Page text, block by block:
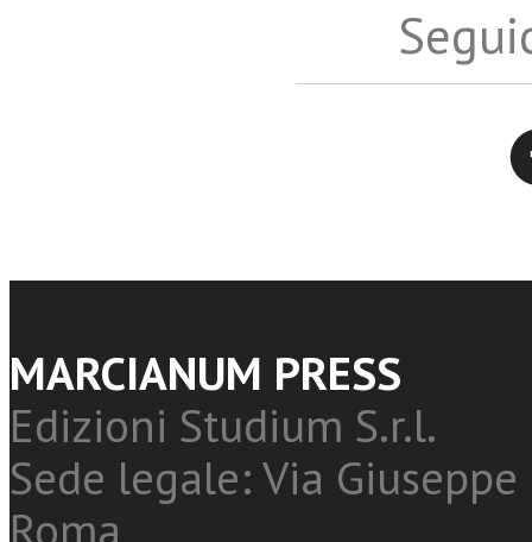
MARCIANUM PRESS
Edizioni Studium S.r.l.
Sede legale: Via
Roma